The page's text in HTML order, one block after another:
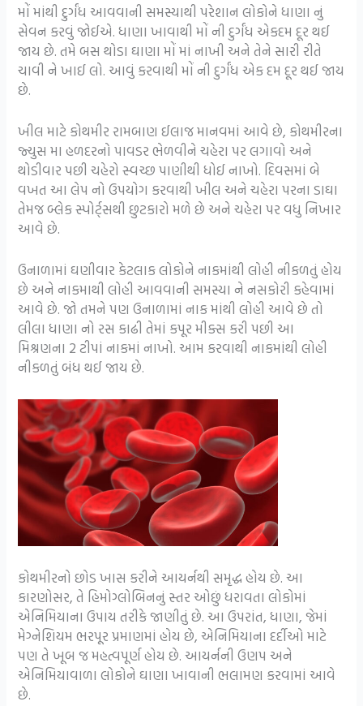
મોં માંથી દુર્ગંધ આવવાની સમસ્યાથી પરેશાન લોકોને ધાણા નું
સેવન કરવું જોઈએ. ધાણા ખાવાથી મોં ની દુર્ગંધ એકદમ દૂર થઈ
જાય છે. તમે બસ થોડા ઘાણા મોં માં નાખી અને તેને સારી રીતે
ચાવી ને ખાઈ લો. આવું કરવાથી મોં ની દુર્ગંધ એક દમ દૂર થઈ જાય
છે.
ખીલ માટે કોથમીર રામબાણ ઈલાજ માનવમાં આવે છે, કોથમીરના
જ્યુસ મા હળદરનો પાવડર ભેળવીને ચહેરા પર લગાવો અને
થોડીવાર પછી ચહેરો સ્વચ્છ પાણીથી ધોઈ નાખો. દિવસમાં બે
વખત આ લેપ નો ઉપયોગ કરવાથી ખીલ અને ચહેરા પરના ડાઘા
તેમજ બ્લેક સ્પોર્ટ્સથી છુટકારો મળે છે અને ચહેરા પર વધુ નિખાર
આવે છે.
ઉનાળામાં ઘણીવાર કેટલાક લોકોને નાકમાંથી લોહી નીકળતું હોય
છે અને નાકમાથી લોહી આવવાની સમસ્યા ને નસકોરી કહેવામાં
આવે છે. જો તમને પણ ઉનાળામાં નાક માંથી લોહી આવે છે તો
લીલા ધાણા નો રસ કાઢી તેમાં કપૂર મીક્સ કરી પછી આ
મિશ્રણના 2 ટીપાં નાકમાં નાખો. આમ કરવાથી નાકમાંથી લોહી
નીકળતું બંધ થઈ જાય છે.
કોથમીરનો છોડ ખાસ કરીને આયર્નથી સમૃદ્ધ હોય છે. આ
કારણોસર, તે હિમોગ્લોબિનનું સ્તર ઓછું ધરાવતા લોકોમાં
એનિમિયાના ઉપાય તરીકે જાણીતું છે. આ ઉપરાંત, ધાણા, જેમાં
મેગ્નેશિયમ ભરપૂર પ્રમાણમાં હોય છે, એનિમિયાના દર્દીઓ માટે
પણ તે ખૂબ જ મહત્વપૂર્ણ હોય છે. આયર્નની ઉણપ અને
એનિમિયાવાળા લોકોને ઘાણા ખાવાની ભલામણ કરવામાં આવે
છે.